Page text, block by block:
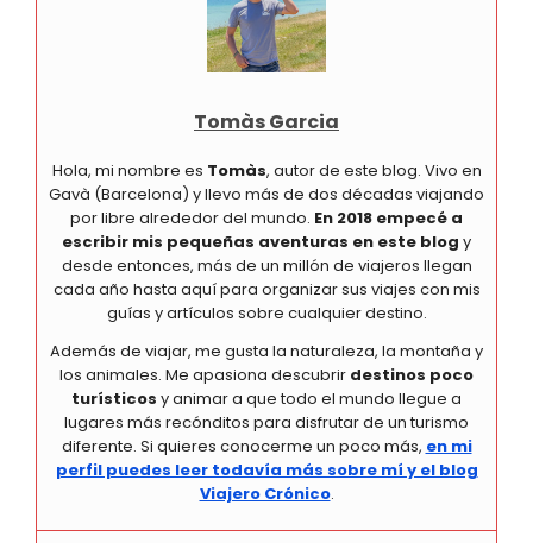
Tomàs Garcia
Hola, mi nombre es Tomàs, autor de este blog. Vivo en
Gavà (Barcelona) y llevo más de dos décadas viajando
por libre alrededor del mundo. En 2018 empecé a
escribir mis pequeñas aventuras en este blog y
desde entonces, más de un millón de viajeros llegan
cada año hasta aquí para organizar sus viajes con mis
guías y artículos sobre cualquier destino.
Además de viajar, me gusta la naturaleza, la montaña y
los animales. Me apasiona descubrir destinos poco
turísticos y animar a que todo el mundo llegue a
lugares más recónditos para disfrutar de un turismo
diferente. Si quieres conocerme un poco más, en mi
perfil puedes leer todavía más sobre mí y el blog
Viajero Crónico.